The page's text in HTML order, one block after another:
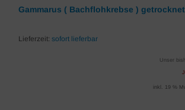
Gammarus ( Bachflohkrebse ) getrocknet
Lieferzeit: sofort lieferbar
Unser
inkl. 19 %